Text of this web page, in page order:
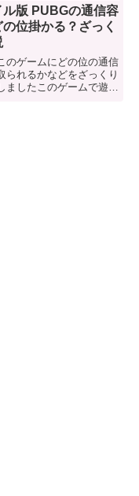
ル版 PUBGの通信容
位掛かる？ざっく
のゲームにどの位の通信
られるかなどをざっくり
ましたこのゲームで遊ぶ